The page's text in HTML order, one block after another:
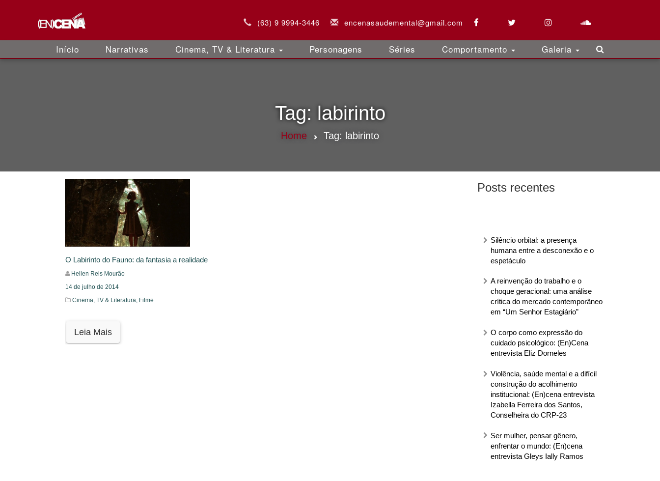
(63) 9 9994-3446 encenasaudemental@gmail.com
Início Narrativas Cinema, TV & Literatura Personagens Séries Comportamento Galeria
Tag: labirinto
Home Tag: labirinto
Posts recentes
Silêncio orbital: a presença
humana entre a desconexão e o
espetáculo
A reinvenção do trabalho e o
choque geracional: uma análise
crítica do mercado contemporâneo
em “Um Senhor Estagiário”
O corpo como expressão do
cuidado psicológico: (En)Cena
entrevista Eliz Dorneles
Violência, saúde mental e a difícil
construção do acolhimento
institucional: (En)cena entrevista
Izabella Ferreira dos Santos,
Conselheira do CRP-23
Ser mulher, pensar gênero,
enfrentar o mundo: (En)cena
entrevista Gleys Ially Ramos
O Labirinto do Fauno: da fantasia a realidade
Hellen Reis Mourão
14 de julho de 2014
Cinema, TV & Literatura, Filme
Leia Mais